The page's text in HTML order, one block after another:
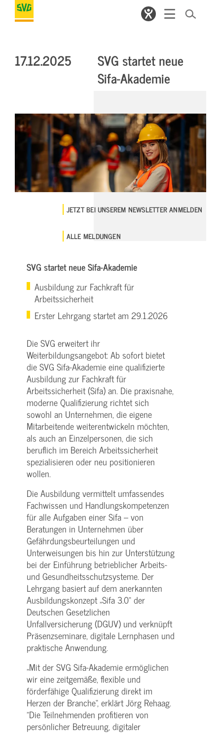
17.12.2025
SVG startet neue
Sifa-Akademie
JETZT BEI UNSEREM NEWSLETTER ANMELDEN
ALLE MELDUNGEN
SVG startet neue Sifa-Akademie
Ausbildung zur Fachkraft für
Arbeitssicherheit
Erster Lehrgang startet am 29.1.2026
Die SVG erweitert ihr
Weiterbildungsangebot: Ab sofort bietet
die SVG Sifa-Akademie eine qualifizierte
Ausbildung zur Fachkraft für
Arbeitssicherheit (Sifa) an. Die praxisnahe,
moderne Qualifizierung richtet sich
sowohl an Unternehmen, die eigene
Mitarbeitende weiterentwickeln möchten,
als auch an Einzelpersonen, die sich
beruflich im Bereich Arbeitssicherheit
spezialisieren oder neu positionieren
wollen.
Die Ausbildung vermittelt umfassendes
Fachwissen und Handlungskompetenzen
für alle Aufgaben einer Sifa – von
Beratungen in Unternehmen über
Gefährdungsbeurteilungen und
Unterweisungen bis hin zur Unterstützung
bei der Einführung betrieblicher Arbeits-
und Gesundheitsschutzsysteme. Der
Lehrgang basiert auf dem anerkannten
Ausbildungskonzept „Sifa 3.0“ der
Deutschen Gesetzlichen
Unfallversicherung (DGUV) und verknüpft
Präsenzseminare, digitale Lernphasen und
praktische Anwendung.
„Mit der SVG Sifa-Akademie ermöglichen
wir eine zeitgemäße, flexible und
förderfähige Qualifizierung direkt im
Herzen der Branche“, erklärt Jörg Rehaag.
"Die Teilnehmenden profitieren von
persönlicher Betreuung, digitaler